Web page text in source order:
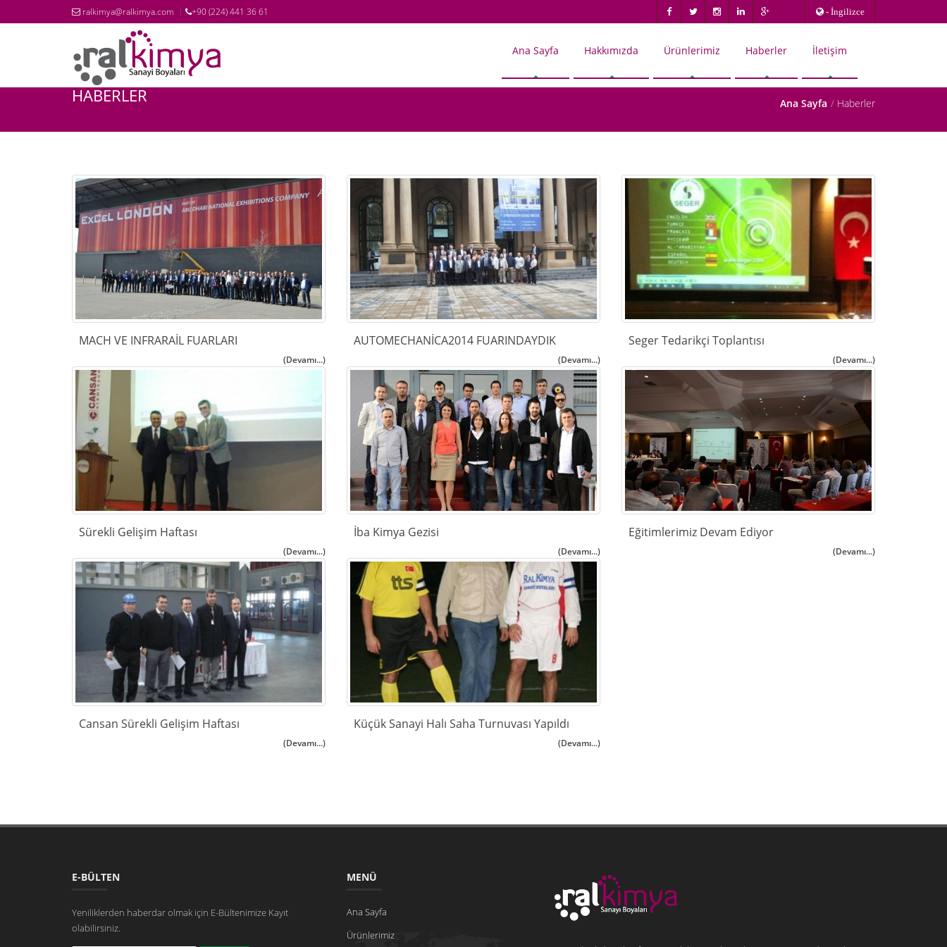
ralkimya@ralkimya.com +90 (224) 441 36 61 - İngilizce
Ana Sayfa Hakkımızda Ürünlerimiz Haberler İletişim
HABERLER Ana Sayfa Haberler
MACH VE INFRARAİL FUARLARI
(Devamı...)
AUTOMECHANİCA2014 FUARINDAYDIK
(Devamı...)
Seger Tedarikçi Toplantısı
(Devamı...)
Sürekli Gelişim Haftası
(Devamı...)
İba Kimya Gezisi
(Devamı...)
Eğitimlerimiz Devam Ediyor
(Devamı...)
Cansan Sürekli Gelişim Haftası
(Devamı...)
Küçük Sanayi Halı Saha Turnuvası Yapıldı
(Devamı...)
E-BÜLTEN
Yeniliklerden haberdar olmak için E-Bültenimize Kayıt
olabilirsiniz.
MENÜ
Ana Sayfa
Ürünlerimiz